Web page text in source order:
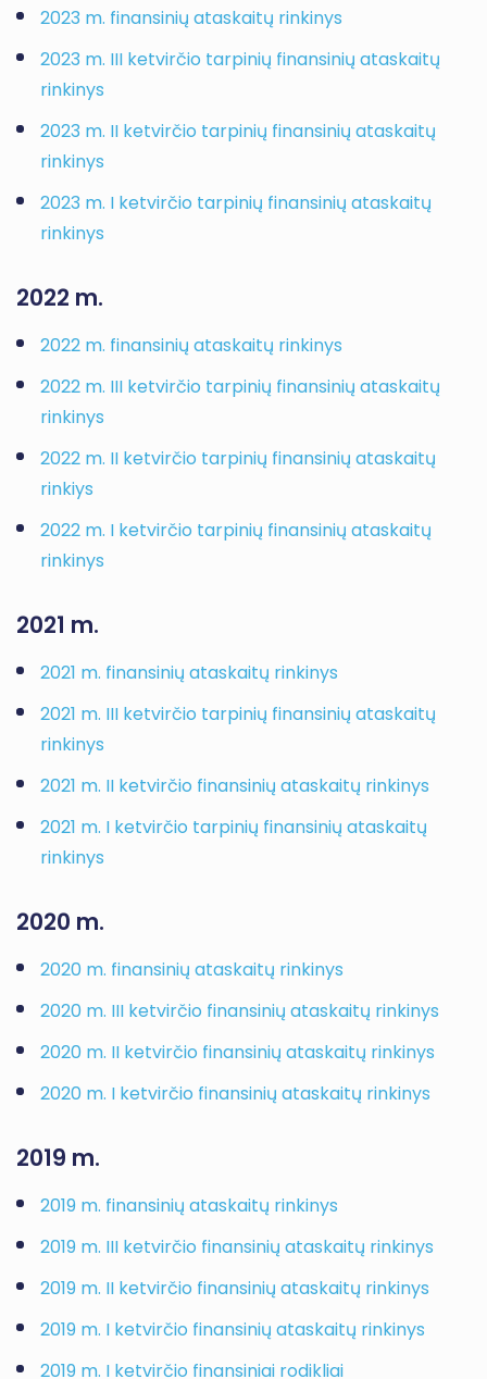
2023 m. finansinių ataskaitų rinkinys
2023 m. III ketvirčio tarpinių finansinių ataskaitų
rinkinys
2023 m. II ketvirčio tarpinių finansinių ataskaitų
rinkinys
2023 m. I ketvirčio tarpinių finansinių ataskaitų
rinkinys
2022 m.
2022 m. finansinių ataskaitų rinkinys
2022 m. III ketvirčio tarpinių finansinių ataskaitų
rinkinys
2022 m. II ketvirčio tarpinių finansinių ataskaitų
rinkiys
2022 m. I ketvirčio tarpinių finansinių ataskaitų
rinkinys
2021 m.
2021 m. finansinių ataskaitų rinkinys
2021 m. III ketvirčio tarpinių finansinių ataskaitų
rinkinys
2021 m. II ketvirčio finansinių ataskaitų rinkinys
2021 m. I ketvirčio tarpinių finansinių ataskaitų
rinkinys
2020 m.
2020 m. finansinių ataskaitų rinkinys
2020 m. III ketvirčio finansinių ataskaitų rinkinys
2020 m. II ketvirčio finansinių ataskaitų rinkinys
2020 m. I ketvirčio finansinių ataskaitų rinkinys
2019 m.
2019 m. finansinių ataskaitų rinkinys
2019 m. III ketvirčio finansinių ataskaitų rinkinys
2019 m. II ketvirčio finansinių ataskaitų rinkinys
2019 m. I ketvirčio finansinių ataskaitų rinkinys
2019 m. I ketvirčio finansiniai rodikliai